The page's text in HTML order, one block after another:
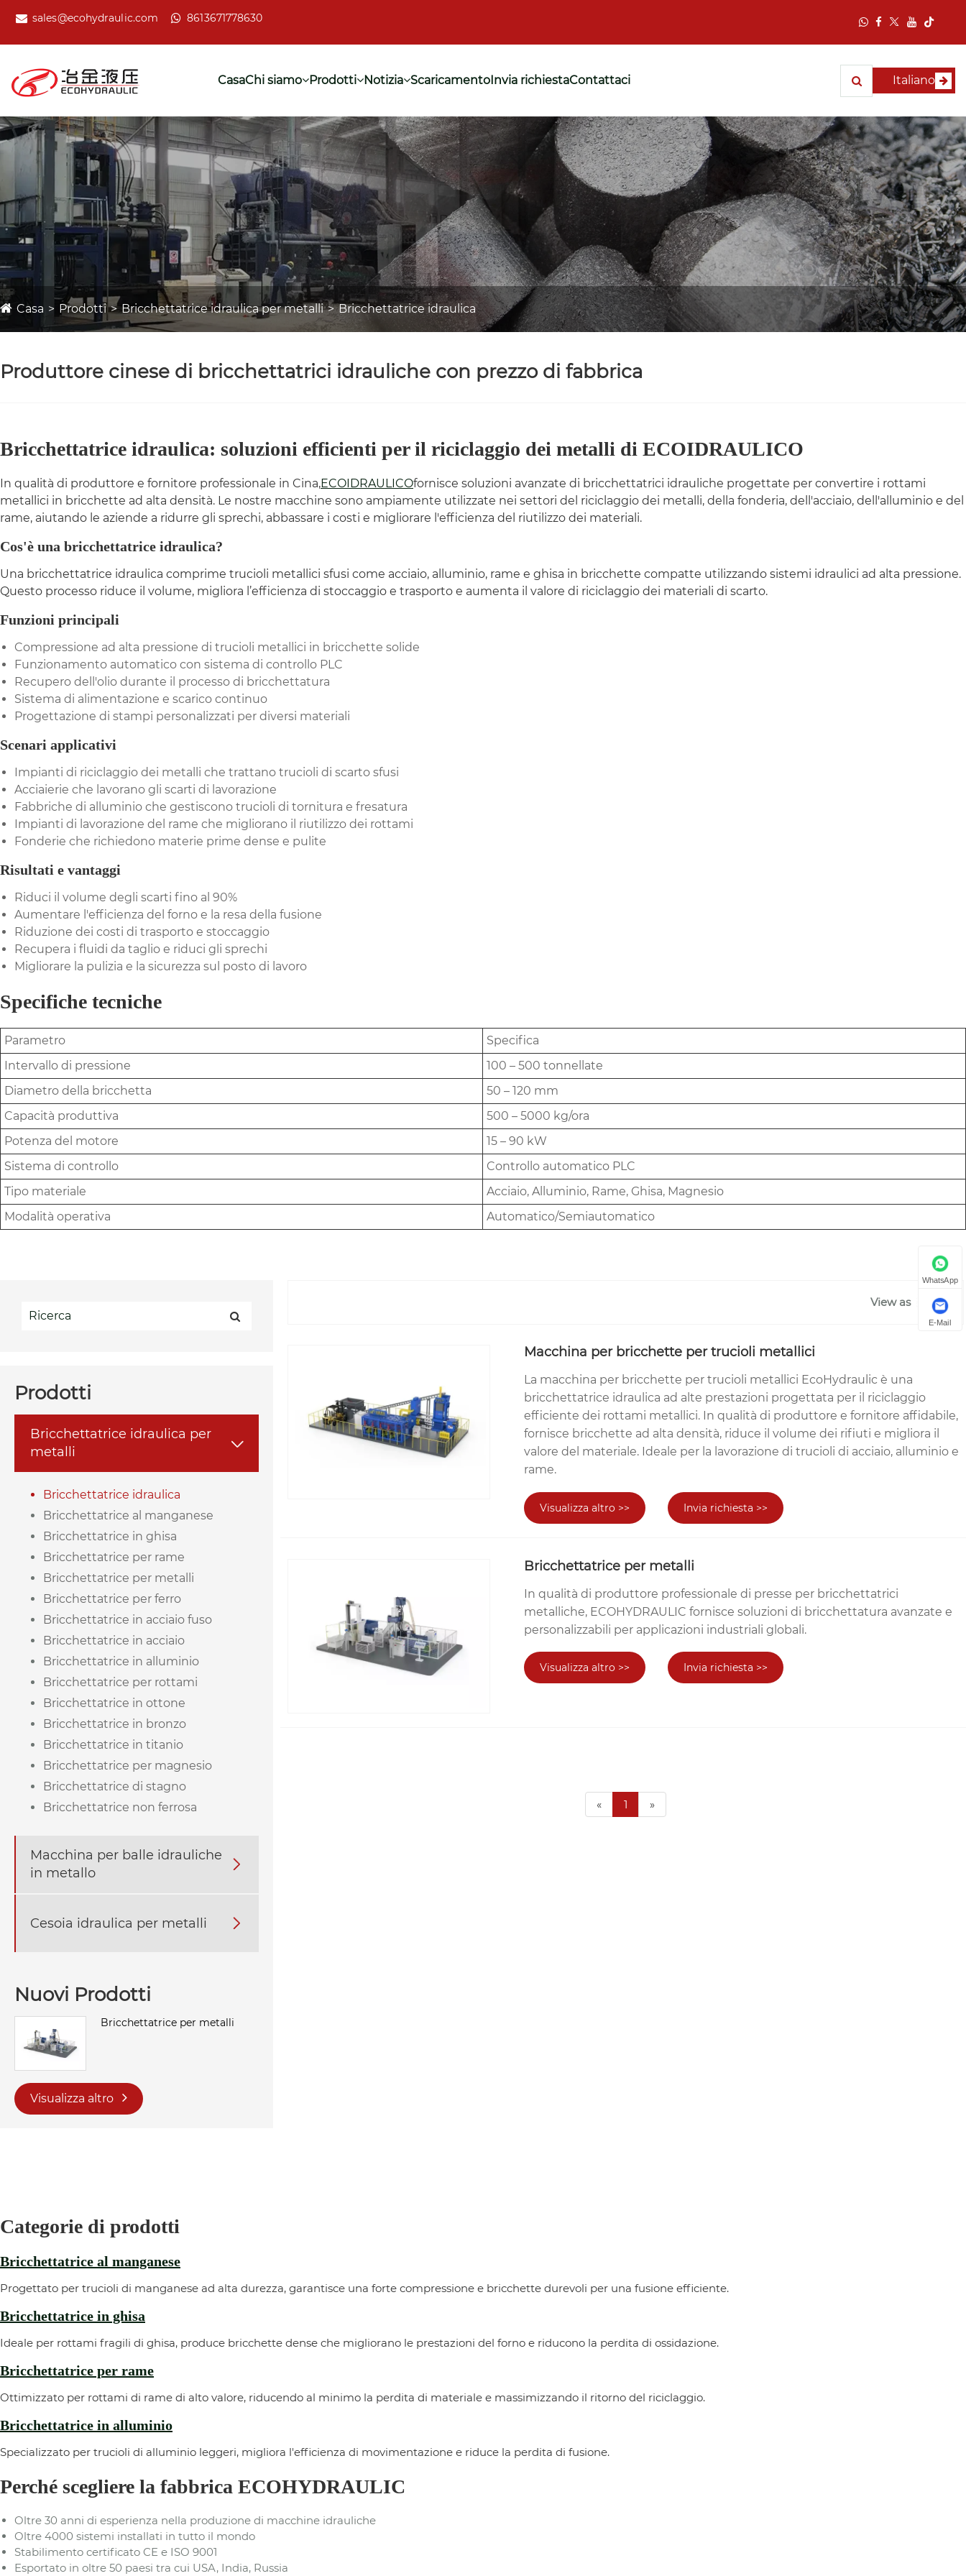
sales@ecohydraulic.com 8613671778630
CasaChi siamo Prodotti Notizia ScaricamentoInvia richiestaContattaci Italiano
Casa Prodotti Bricchettatrice idraulica per metalli Bricchettatrice idraulica
Produttore cinese di bricchettatrici idrauliche con prezzo di fabbrica
Bricchettatrice idraulica: soluzioni efficienti per il riciclaggio dei metalli di ECOIDRAULICO
In qualità di produttore e fornitore professionale in Cina,ECOIDRAULICOfornisce soluzioni avanzate di bricchettatrici idrauliche progettate per convertire i rottami
metallici in bricchette ad alta densità. Le nostre macchine sono ampiamente utilizzate nei settori del riciclaggio dei metalli, della fonderia, dell'acciaio, dell'alluminio e del
rame, aiutando le aziende a ridurre gli sprechi, abbassare i costi e migliorare l'efficienza del riutilizzo dei materiali.
Cos'è una bricchettatrice idraulica?
Una bricchettatrice idraulica comprime trucioli metallici sfusi come acciaio, alluminio, rame e ghisa in bricchette compatte utilizzando sistemi idraulici ad alta pressione.
Questo processo riduce il volume, migliora l’efficienza di stoccaggio e trasporto e aumenta il valore di riciclaggio dei materiali di scarto.
Funzioni principali
Compressione ad alta pressione di trucioli metallici in bricchette solide
Funzionamento automatico con sistema di controllo PLC
Recupero dell'olio durante il processo di bricchettatura
Sistema di alimentazione e scarico continuo
Progettazione di stampi personalizzati per diversi materiali
Scenari applicativi
Impianti di riciclaggio dei metalli che trattano trucioli di scarto sfusi
Acciaierie che lavorano gli scarti di lavorazione
Fabbriche di alluminio che gestiscono trucioli di tornitura e fresatura
Impianti di lavorazione del rame che migliorano il riutilizzo dei rottami
Fonderie che richiedono materie prime dense e pulite
Risultati e vantaggi
Riduci il volume degli scarti fino al 90%
Aumentare l'efficienza del forno e la resa della fusione
Riduzione dei costi di trasporto e stoccaggio
Recupera i fluidi da taglio e riduci gli sprechi
Migliorare la pulizia e la sicurezza sul posto di lavoro
Specifiche tecniche
Parametro
Specifica
Intervallo di pressione
100 – 500 tonnellate
Diametro della bricchetta
50 – 120 mm
Capacità produttiva
500 – 5000 kg/ora
Potenza del motore
15 – 90 kW
Sistema di controllo
Controllo automatico PLC
Tipo materiale
Acciaio, Alluminio, Rame, Ghisa, Magnesio
Modalità operativa
Automatico/Semiautomatico
Prodotti
Bricchettatrice idraulica per
metalli

Bricchettatrice idraulica
Bricchettatrice al manganese
Bricchettatrice in ghisa
Bricchettatrice per rame
Bricchettatrice per metalli
Bricchettatrice per ferro
Bricchettatrice in acciaio fuso
Bricchettatrice in acciaio
Bricchettatrice in alluminio
Bricchettatrice per rottami
Bricchettatrice in ottone
Bricchettatrice in bronzo
Bricchettatrice in titanio
Bricchettatrice per magnesio
Bricchettatrice di stagno
Bricchettatrice non ferrosa
Macchina per balle idrauliche
in metallo

Cesoia idraulica per metalli 
Nuovi Prodotti
Bricchettatrice per metalli
Visualizza altro
View as
Macchina per bricchette per trucioli metallici
La macchina per bricchette per trucioli metallici EcoHydraulic è una
bricchettatrice idraulica ad alte prestazioni progettata per il riciclaggio
efficiente dei rottami metallici. In qualità di produttore e fornitore affidabile,
fornisce bricchette ad alta densità, riduce il volume dei rifiuti e migliora il
valore del materiale. Ideale per la lavorazione di trucioli di acciaio, alluminio e
rame.
Visualizza altro >> Invia richiesta >>
Bricchettatrice per metalli
In qualità di produttore professionale di presse per bricchettatrici
metalliche, ECOHYDRAULIC fornisce soluzioni di bricchettatura avanzate e
personalizzabili per applicazioni industriali globali.
Visualizza altro >> Invia richiesta >>
« 1 »
Categorie di prodotti
Bricchettatrice al manganese
Progettato per trucioli di manganese ad alta durezza, garantisce una forte compressione e bricchette durevoli per una fusione efficiente.
Bricchettatrice in ghisa
Ideale per rottami fragili di ghisa, produce bricchette dense che migliorano le prestazioni del forno e riducono la perdita di ossidazione.
Bricchettatrice per rame
Ottimizzato per rottami di rame di alto valore, riducendo al minimo la perdita di materiale e massimizzando il ritorno del riciclaggio.
Bricchettatrice in alluminio
Specializzato per trucioli di alluminio leggeri, migliora l'efficienza di movimentazione e riduce la perdita di fusione.
Perché scegliere la fabbrica ECOHYDRAULIC
Oltre 30 anni di esperienza nella produzione di macchine idrauliche
Oltre 4000 sistemi installati in tutto il mondo
Stabilimento certificato CE e ISO 9001
Esportato in oltre 50 paesi tra cui USA, India, Russia
WhatsApp
E-Mail